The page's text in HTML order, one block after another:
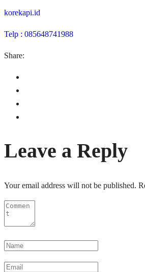
korekapi.id
Telp : 085648741988
Share:
Leave a Reply
Your email address will not be published.